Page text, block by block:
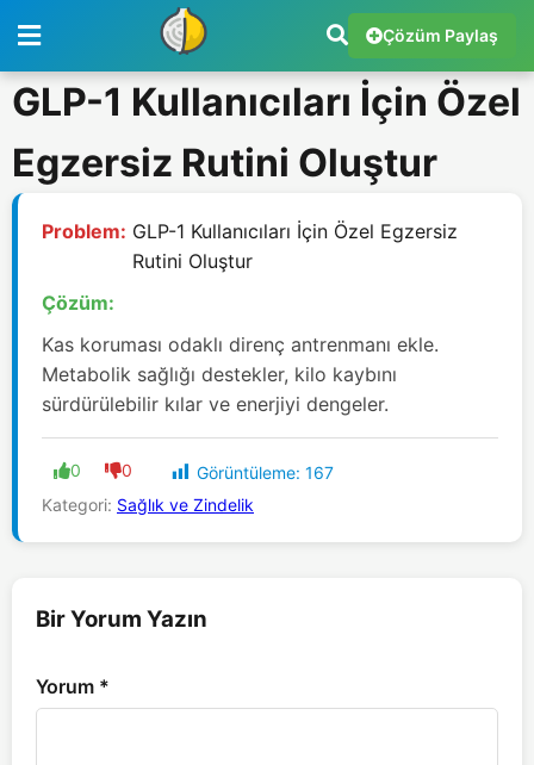
Çözüm Paylaş
GLP-1 Kullanıcıları İçin Özel
Egzersiz Rutini Oluştur
Problem: GLP-1 Kullanıcıları İçin Özel Egzersiz
Rutini Oluştur
Çözüm:
Kas koruması odaklı direnç antrenmanı ekle.
Metabolik sağlığı destekler, kilo kaybını
sürdürülebilir kılar ve enerjiyi dengeler.
0 0 Görüntüleme: 167
Kategori: Sağlık ve Zindelik
Bir Yorum Yazın
Yorum *